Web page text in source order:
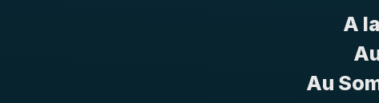
A
Au